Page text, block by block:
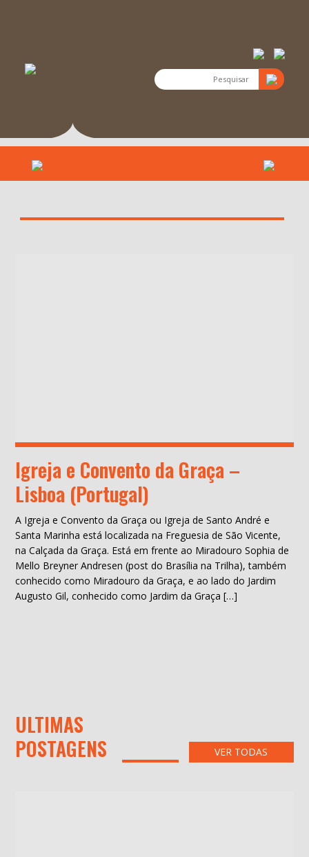
Igreja e Convento da Graça –
Lisboa (Portugal)
A Igreja e Convento da Graça ou Igreja de Santo André e
Santa Marinha está localizada na Freguesia de São Vicente,
na Calçada da Graça. Está em frente ao Miradouro Sophia de
Mello Breyner Andresen (post do Brasília na Trilha), também
conhecido como Miradouro da Graça, e ao lado do Jardim
Augusto Gil, conhecido como Jardim da Graça […]
ULTIMAS
POSTAGENS
VER TODAS